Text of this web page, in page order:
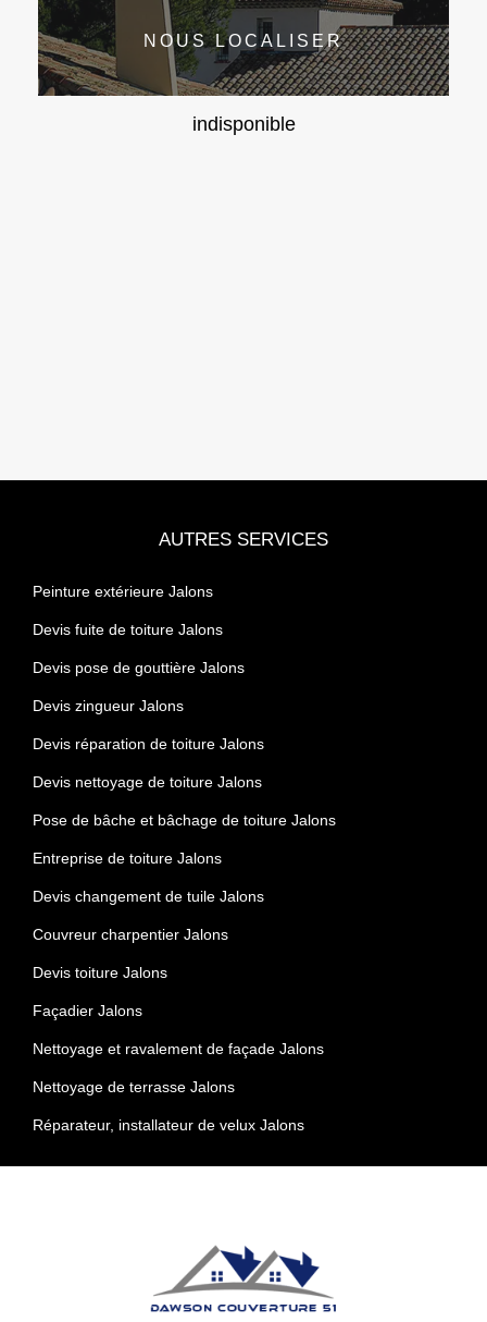
NOUS LOCALISER
indisponible
AUTRES SERVICES
Peinture extérieure Jalons
Devis fuite de toiture Jalons
Devis pose de gouttière Jalons
Devis zingueur Jalons
Devis réparation de toiture Jalons
Devis nettoyage de toiture Jalons
Pose de bâche et bâchage de toiture Jalons
Entreprise de toiture Jalons
Devis changement de tuile Jalons
Couvreur charpentier Jalons
Devis toiture Jalons
Façadier Jalons
Nettoyage et ravalement de façade Jalons
Nettoyage de terrasse Jalons
Réparateur, installateur de velux Jalons